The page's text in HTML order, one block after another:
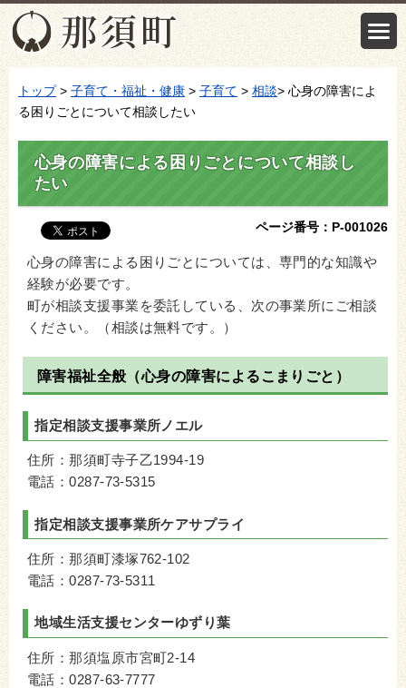
トップ> 子育て・福祉・健康 > 子育て > 相談> 心身の障害によ
る困りごとについて相談したい
心身の障害による困りごとについて相談し
たい
ページ番号：P-001026
心身の障害による困りごとについては、専門的な知識や
経験が必要です。
町が相談支援事業を委託している、次の事業所にご相談
ください。（相談は無料です。）
障害福祉全般（心身の障害によるこまりごと）
指定相談支援事業所ノエル
住所：那須町寺子乙1994-19
電話：0287-73-5315
指定相談支援事業所ケアサプライ
住所：那須町漆塚762-102
電話：0287-73-5311
地域生活支援センターゆずり葉
住所：那須塩原市宮町2-14
電話：0287-63-7777